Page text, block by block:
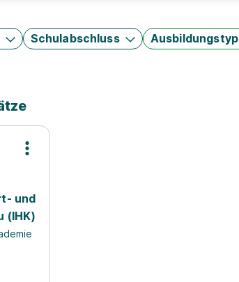
Schulabschluss Ausbildungstyp
und
(IHK)